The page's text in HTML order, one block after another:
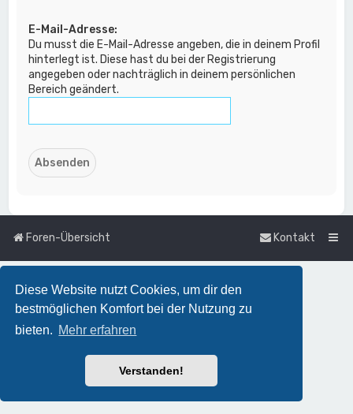
Diese Website nutzt Cookies, um dir den
bestmöglichen Komfort bei der Nutzung zu
bieten. Mehr erfahren
Verstanden!
E-Mail-Adresse:
Du musst die E-Mail-Adresse angeben, die in deinem Profil
hinterlegt ist. Diese hast du bei der Registrierung
angegeben oder nachträglich in deinem persönlichen
Bereich geändert.
Foren-Übersicht Kontakt